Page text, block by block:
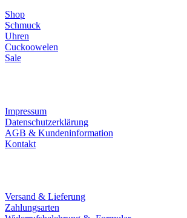
Shop
Schmuck
Uhren
Cuckoowelen
Sale
Impressum
Datenschutzerklärung
AGB & Kundeninformation
Kontakt
Versand & Lieferung
Zahlungsarten